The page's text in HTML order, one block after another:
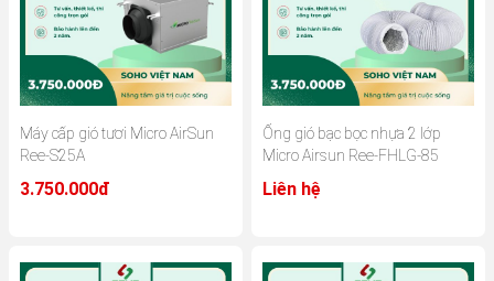
Máy cấp gió tươi Micro AirSun
Ree-S25A
3.750.000đ
Ống gió bạc bọc nhựa 2 lớp
Micro Airsun Ree-FHLG-85
Liên hệ